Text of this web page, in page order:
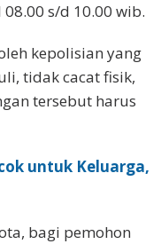
s/d 10.00 wib.
kepolisian yang
tidak cacat fisik,
tersebut harus
untuk Keluarga,
bagi pemohon